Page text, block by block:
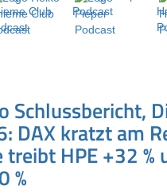
Schlussbericht,
DAX kratzt am
HPE +32 %
%